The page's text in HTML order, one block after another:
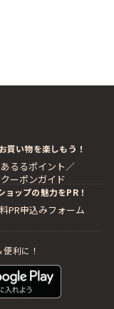
買い物を楽しもう！
あるるポイント／
クーポンガイド
ョップの魅力をPR！
PR申込みフォーム
利に！